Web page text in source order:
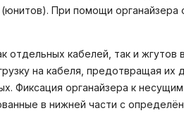
При помощи органайзера
отдельных кабелей, так и
на кабеля, предотвращая
Фиксация органайзера к
в нижней части с